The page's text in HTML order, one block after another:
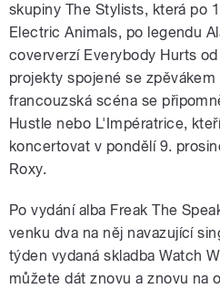
skupiny The Stylists, která po
Electric Animals, po legendu
coververzí Everybody Hurts
projekty spojené se
francouzská scéna se
Hustle nebo L'Impératrice,
koncertovat v pondělí 9.
Roxy.
Po vydání alba Freak The
venku dva na něj navazující
týden vydaná skladba Watch
můžete dát znovu a znovu na